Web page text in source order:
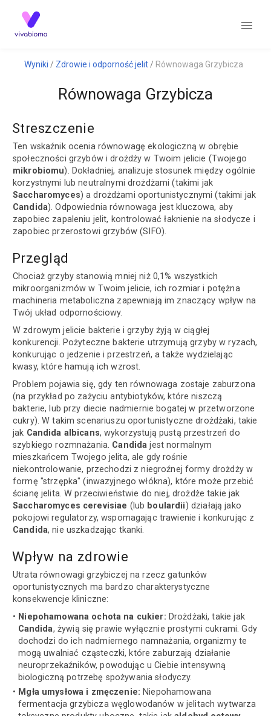
Wyniki Zdrowie i odporność jelit Równowaga Grzybicza
Równowaga Grzybicza
Streszczenie
Ten wskaźnik ocenia równowagę ekologiczną w obrębie
społeczności grzybów i drożdży w Twoim jelicie (Twojego
mikrobiomu). Dokładniej, analizuje stosunek między ogólnie
korzystnymi lub neutralnymi drożdżami (takimi jak
Saccharomyces) a drożdżami oportunistycznymi (takimi jak
Candida). Odpowiednia równowaga jest kluczowa, aby
zapobiec zapaleniu jelit, kontrolować łaknienie na słodycze i
zapobiec przerostowi grzybów (SIFO).
Przegląd
Chociaż grzyby stanowią mniej niż 0,1% wszystkich
mikroorganizmów w Twoim jelicie, ich rozmiar i potężna
machineria metaboliczna zapewniają im znaczący wpływ na
Twój układ odpornościowy.
W zdrowym jelicie bakterie i grzyby żyją w ciągłej
konkurencji. Pożyteczne bakterie utrzymują grzyby w ryzach,
konkurując o jedzenie i przestrzeń, a także wydzielając
kwasy, które hamują ich wzrost.
Problem pojawia się, gdy ten równowaga zostaje zaburzona
(na przykład po zażyciu antybiotyków, które niszczą
bakterie, lub przy diecie nadmiernie bogatej w przetworzone
cukry). W takim scenariuszu oportunistyczne drożdżaki, takie
jak Candida albicans, wykorzystują pustą przestrzeń do
szybkiego rozmnażania. Candida jest normalnym
mieszkańcem Twojego jelita, ale gdy rośnie
niekontrolowanie, przechodzi z niegroźnej formy drożdży w
formę "strzępka" (inwazyjnego włókna), które może przebić
ścianę jelita. W przeciwieństwie do niej, drożdże takie jak
Saccharomyces cerevisiae (lub boulardii) działają jako
pokojowi regulatorzy, wspomagając trawienie i konkurując z
Candida, nie uszkadzając tkanki.
Wpływ na zdrowie
Utrata równowagi grzybiczej na rzecz gatunków
oportunistycznych ma bardzo charakterystyczne
konsekwencje kliniczne:
Niepohamowana ochota na cukier: Drożdżaki, takie jak
Candida, żywią się prawie wyłącznie prostymi cukrami. Gdy
dochodzi do ich nadmiernego namnażania, organizmy te
mogą uwalniać cząsteczki, które zaburzają działanie
neuroprzekaźników, powodując u Ciebie intensywną
biologiczną potrzebę spożywania słodyczy.
Mgła umysłowa i zmęczenie: Niepohamowana
fermentacja grzybicza węglowodanów w jelitach wytwarza